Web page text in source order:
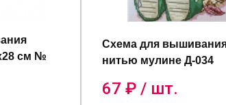
см №
Схема для
нитью мулине Д-034
67 ₽ / шт.